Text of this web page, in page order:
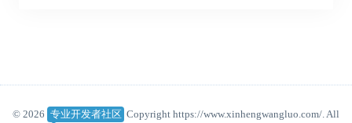
© 2026 专业开发者社区 Copyright https://www.xinhengwangluo.com/. All